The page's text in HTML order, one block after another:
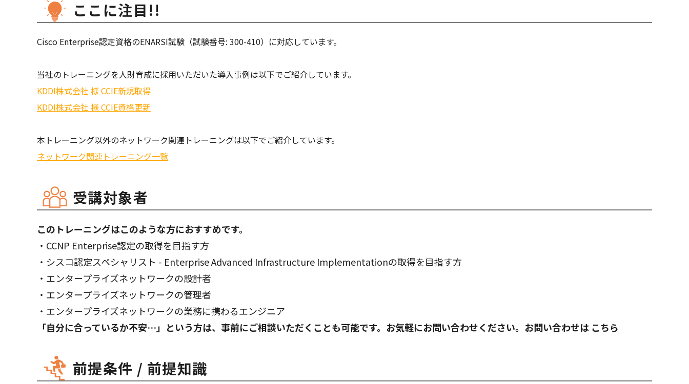
ここに注目!!
Cisco Enterprise認定資格のENARSI試験（試験番号: 300-410）に対応しています。
当社のトレーニングを人財育成に採用いただいた導入事例は以下でご紹介しています。
KDDI株式会社 様 CCIE新規取得
KDDI株式会社 様 CCIE資格更新
本トレーニング以外のネットワーク関連トレーニングは以下でご紹介しています。
ネットワーク関連トレーニング一覧
受講対象者
このトレーニングはこのような方におすすめです。
・CCNP Enterprise認定の取得を目指す方
・シスコ認定スペシャリスト - Enterprise Advanced Infrastructure Implementationの取得を目指す方
・エンタープライズネットワークの設計者
・エンタープライズネットワークの管理者
・エンタープライズネットワークの業務に携わるエンジニア
「自分に合っているか不安…」という方は、事前にご相談いただくことも可能です。お気軽にお問い合わせください。お問い合わせは こちら
前提条件 / 前提知識